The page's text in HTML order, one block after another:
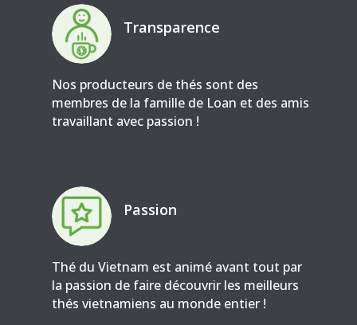
Transparence
Nos producteurs de thés sont des
membres de la famille de Loan et des amis
travaillant avec passion !
Passion
Thé du Vietnam est animé avant tout par
la passion de faire découvrir les meilleurs
thés vietnamiens au monde entier !